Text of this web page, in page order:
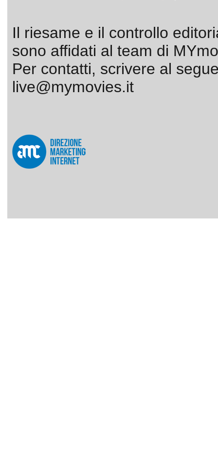
Il riesame e il controllo
sono affidati al team di
Per contatti, scrivere al
live@mymovies.it